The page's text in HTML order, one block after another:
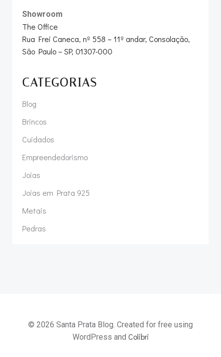
Showroom
The Office
Rua Frei Caneca, nº 558 – 11º andar, Consolação,
São Paulo – SP, 01307-000
CATEGORIAS
Blog
Brincos
Cuidados
Empreendedorismo
Joias
Joias em Prata 925
Metais
Pedras
© 2026 Santa Prata Blog. Created for free using
WordPress and Colibri